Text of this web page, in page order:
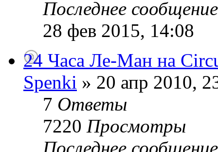
Последнее
28 фев 2015, 14:08
24 Часа Ле-Ман на
Spenki » 20 апр 2010,
7 Ответы
7220 Просмотры